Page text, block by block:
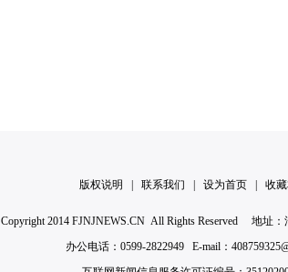
版权说明 联系我们 设为首页 收
Copyright 2014 FJNJNEWS.CN All Rights Reserved 地址
办公电话：0599-2822949 E-mail：